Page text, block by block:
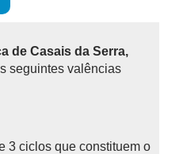
de Casais da Serra,
seguintes valências
3 ciclos que constituem o